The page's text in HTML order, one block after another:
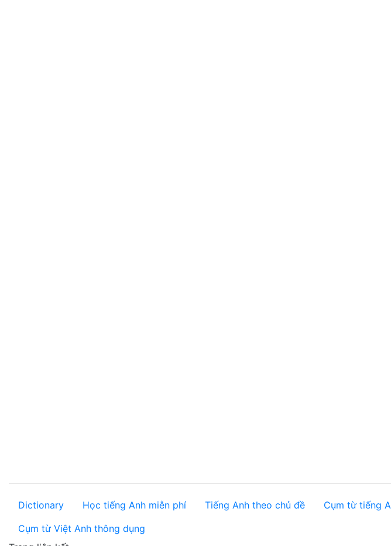
Dictionary Học tiếng Anh miễn phí Tiếng Anh theo chủ đề Cụm từ tiếng
Cụm từ Việt Anh thông dụng